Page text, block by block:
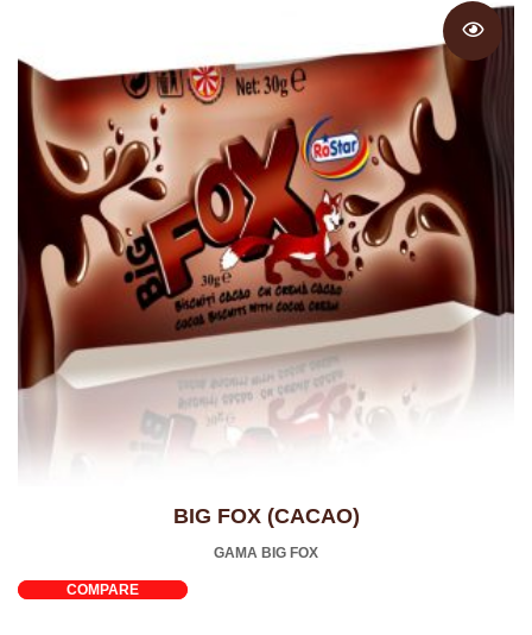
BIG FOX (CACAO)
GAMA BIG FOX
COMPARE